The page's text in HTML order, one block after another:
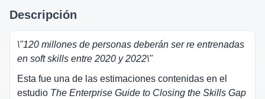
Descripción
\"120 millones de personas deberán ser re entrenadas
en soft skills entre 2020 y 2022\"
Esta fue una de las estimaciones contenidas en el
estudio The Enterprise Guide to Closing the Skills Gap